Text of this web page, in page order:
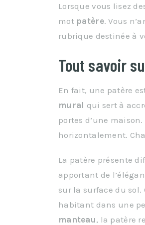
Lorsque vous lisez
mot patère. Vous
rubrique destinée à
Tout savoir
En fait, une patère
mural qui sert à
portes d’une
horizontalement.
La patère présente
apportant de
sur la surface du
habitant dans une
manteau, la patère